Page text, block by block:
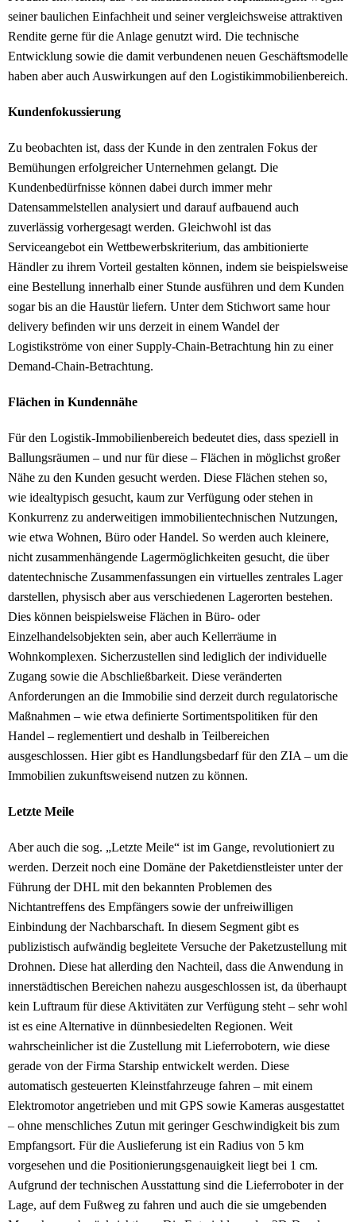
seiner baulichen Einfachheit und seiner vergleichsweise attraktiven
Rendite gerne für die Anlage genutzt wird. Die technische
Entwicklung sowie die damit verbundenen neuen Geschäftsmodelle
haben aber auch Auswirkungen auf den Logistikimmobilienbereich.
Kundenfokussierung
Zu beobachten ist, dass der Kunde in den zentralen Fokus der
Bemühungen erfolgreicher Unternehmen gelangt. Die
Kundenbedürfnisse können dabei durch immer mehr
Datensammelstellen analysiert und darauf aufbauend auch
zuverlässig vorhergesagt werden. Gleichwohl ist das
Serviceangebot ein Wettbewerbskriterium, das ambitionierte
Händler zu ihrem Vorteil gestalten können, indem sie beispielsweise
eine Bestellung innerhalb einer Stunde ausführen und dem Kunden
sogar bis an die Haustür liefern. Unter dem Stichwort same hour
delivery befinden wir uns derzeit in einem Wandel der
Logistikströme von einer Supply-Chain-Betrachtung hin zu einer
Demand-Chain-Betrachtung.
Flächen in Kundennähe
Für den Logistik-Immobilienbereich bedeutet dies, dass speziell in
Ballungsräumen – und nur für diese – Flächen in möglichst großer
Nähe zu den Kunden gesucht werden. Diese Flächen stehen so,
wie idealtypisch gesucht, kaum zur Verfügung oder stehen in
Konkurrenz zu anderweitigen immobilientechnischen Nutzungen,
wie etwa Wohnen, Büro oder Handel. So werden auch kleinere,
nicht zusammenhängende Lagermöglichkeiten gesucht, die über
datentechnische Zusammenfassungen ein virtuelles zentrales Lager
darstellen, physisch aber aus verschiedenen Lagerorten bestehen.
Dies können beispielsweise Flächen in Büro- oder
Einzelhandelsobjekten sein, aber auch Kellerräume in
Wohnkomplexen. Sicherzustellen sind lediglich der individuelle
Zugang sowie die Abschließbarkeit. Diese veränderten
Anforderungen an die Immobilie sind derzeit durch regulatorische
Maßnahmen – wie etwa definierte Sortimentspolitiken für den
Handel – reglementiert und deshalb in Teilbereichen
ausgeschlossen. Hier gibt es Handlungsbedarf für den ZIA – um die
Immobilien zukunftsweisend nutzen zu können.
Letzte Meile
Aber auch die sog. „Letzte Meile“ ist im Gange, revolutioniert zu
werden. Derzeit noch eine Domäne der Paketdienstleister unter der
Führung der DHL mit den bekannten Problemen des
Nichtantreffens des Empfängers sowie der unfreiwilligen
Einbindung der Nachbarschaft. In diesem Segment gibt es
publizistisch aufwändig begleitete Versuche der Paketzustellung mit
Drohnen. Diese hat allerding den Nachteil, dass die Anwendung in
innerstädtischen Bereichen nahezu ausgeschlossen ist, da überhaupt
kein Luftraum für diese Aktivitäten zur Verfügung steht – sehr wohl
ist es eine Alternative in dünnbesiedelten Regionen. Weit
wahrscheinlicher ist die Zustellung mit Lieferrobotern, wie diese
gerade von der Firma Starship entwickelt werden. Diese
automatisch gesteuerten Kleinstfahrzeuge fahren – mit einem
Elektromotor angetrieben und mit GPS sowie Kameras ausgestattet
– ohne menschliches Zutun mit geringer Geschwindigkeit bis zum
Empfangsort. Für die Auslieferung ist ein Radius von 5 km
vorgesehen und die Positionierungsgenauigkeit liegt bei 1 cm.
Aufgrund der technischen Ausstattung sind die Lieferroboter in der
Lage, auf dem Fußweg zu fahren und auch die sie umgebenden